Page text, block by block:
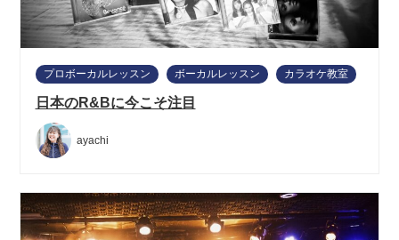
プロボーカルレッスン ボーカルレッスン カラオケ教室
日本のR&Bに今こそ注目
ayachi